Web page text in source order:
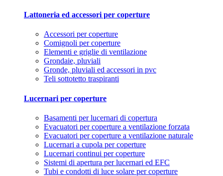
Lattoneria ed accessori per coperture
Accessori per coperture
Comignoli per coperture
Elementi e griglie di ventilazione
Grondaie, pluviali
Gronde, pluviali ed accessori in pvc
Teli sottotetto traspiranti
Lucernari per coperture
Basamenti per lucernari di copertura
Evacuatori per coperture a ventilazione forzata
Evacuatori per coperture a ventilazione naturale
Lucernari a cupola per coperture
Lucernari continui per coperture
Sistemi di apertura per lucernari ed EFC
Tubi e condotti di luce solare per coperture